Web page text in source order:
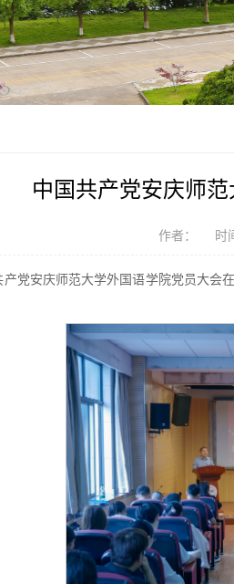
中国共产党安庆师
作者： 时
党安庆师范大学外国语学院党员大